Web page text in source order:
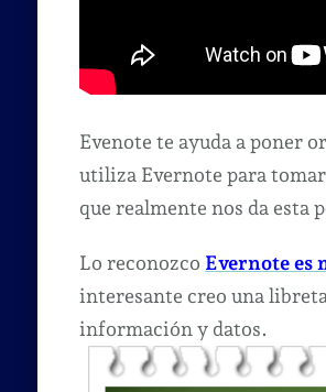
Evenote te ayuda a poner
utiliza Evernote para
que realmente nos da esta
Lo reconozco Evernote es
interesante creo una
información y datos.